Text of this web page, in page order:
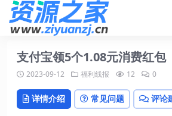
支付宝领5个1.08元消费红包
2023-09-12 福利线报 12 0
详情介绍 常见问题 评论